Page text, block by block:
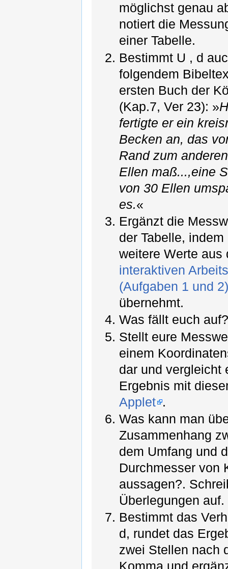
möglichst genau
notiert die
einer Tabelle.
Bestimmt U , d
folgendem
ersten Buch der
(Kap.7, Ver 23): »
fertigte er ein
Becken an, das
Rand zum
Ellen maß...,eine
von 30 Ellen
es.«
Ergänzt die
der Tabelle, indem
weitere Werte aus
interaktiven
(Aufgaben 1 und 2)
übernehmt.
Was fällt euch auf?
Stellt eure
einem
dar und vergleicht
Ergebnis mit
Applet .
Was kann man
Zusammenhang
dem Umfang und
Durchmesser von
aussagen?.
Überlegungen auf.
Bestimmt das
d, rundet das
zwei Stellen nach
Komma und